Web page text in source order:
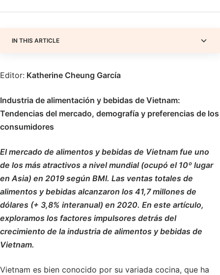
IN THIS ARTICLE
Editor: Katherine Cheung García
Industria de alimentación y bebidas de Vietnam:
Tendencias del mercado, demografía y preferencias de los
consumidores
El mercado de alimentos y bebidas de Vietnam fue uno
de los más atractivos a nivel mundial (ocupó el 10º lugar
en Asia) en 2019 según BMI. Las ventas totales de
alimentos y bebidas alcanzaron los 41,7 millones de
dólares (+ 3,8% interanual) en 2020. En este artículo,
exploramos los factores impulsores detrás del
crecimiento de la industria de alimentos y bebidas de
Vietnam.
Vietnam es bien conocido por su variada cocina, que ha